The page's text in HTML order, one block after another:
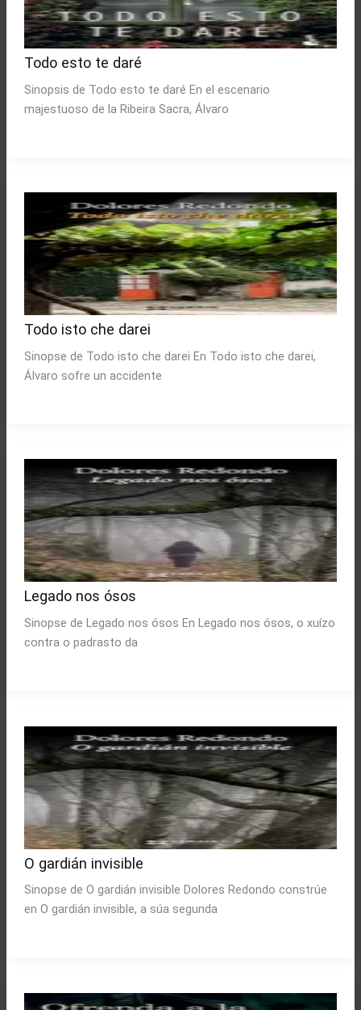
Todo esto te daré
Sinopsis de Todo esto te daré En el escenario
majestuoso de la Ribeira Sacra, Álvaro
Todo isto che darei
Sinopse de Todo isto che darei En Todo isto che darei,
Álvaro sofre un accidente
Legado nos ósos
Sinopse de Legado nos ósos En Legado nos ósos, o xuízo
contra o padrasto da
O gardián invisible
Sinopse de O gardián invisible Dolores Redondo constrúe
en O gardián invisible, a súa segunda